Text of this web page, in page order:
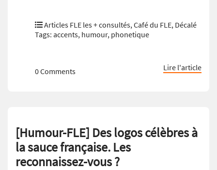
Articles FLE les + consultés,Café du FLE, Décalé
Tags: accents, humour, phonetique
0 Comments Lire l'article
[Humour-FLE] Des logos célèbres à
la sauce française. Les
reconnaissez-vous ?